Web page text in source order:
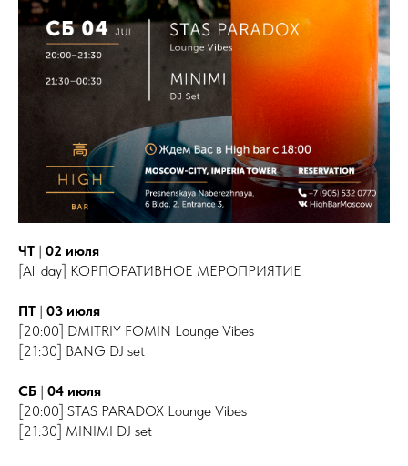
ЧТ | 02 июля
[All day] КОРПОРАТИВНОЕ МЕРОПРИЯТИЕ
ПТ | 03 июля
[20:00] DMITRIY FOMIN Lounge Vibes
[21:30] BANG DJ set
СБ | 04 июля
[20:00] STAS PARADOX Lounge Vibes
[21:30] MINIMI DJ set